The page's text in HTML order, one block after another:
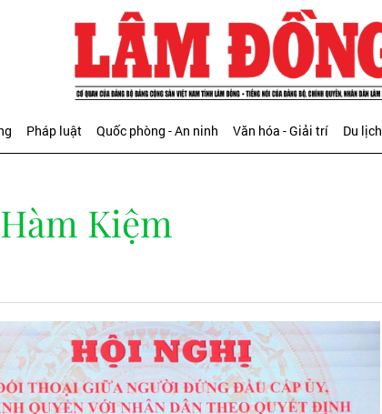
Pháp luật Quốc phòng - An ninh Văn hóa - Giải trí Du lịch
Kiệm